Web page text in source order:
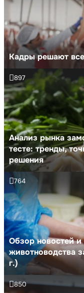
Кадры решают
Анализ рынка
тесте: тренды,
решения
897
Обзор новостей
животноводства
г.)
764
850